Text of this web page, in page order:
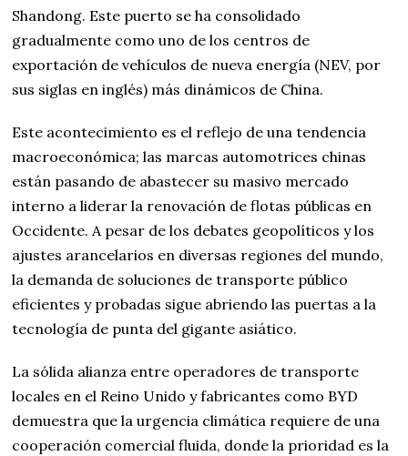
Shandong. Este puerto se ha consolidado
gradualmente como uno de los centros de
exportación de vehículos de nueva energía (NEV, por
sus siglas en inglés) más dinámicos de China.
Este acontecimiento es el reflejo de una tendencia
macroeconómica; las marcas automotrices chinas
están pasando de abastecer su masivo mercado
interno a liderar la renovación de flotas públicas en
Occidente. A pesar de los debates geopolíticos y los
ajustes arancelarios en diversas regiones del mundo,
la demanda de soluciones de transporte público
eficientes y probadas sigue abriendo las puertas a la
tecnología de punta del gigante asiático.
La sólida alianza entre operadores de transporte
locales en el Reino Unido y fabricantes como BYD
demuestra que la urgencia climática requiere de una
cooperación comercial fluida, donde la prioridad es la